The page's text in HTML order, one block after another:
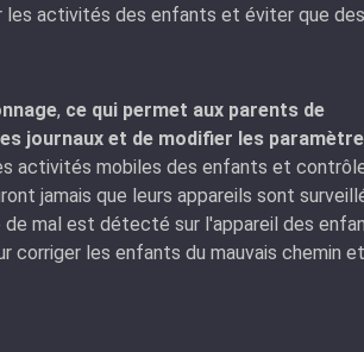
activités des enfants et éviter que des
, ce qui permet aux parents de
journaux et de modifier les
activités mobiles des enfants et
jamais que leurs appareils sont
mal est détecté sur l'appareil des
corriger les enfants du mauvais chemin et